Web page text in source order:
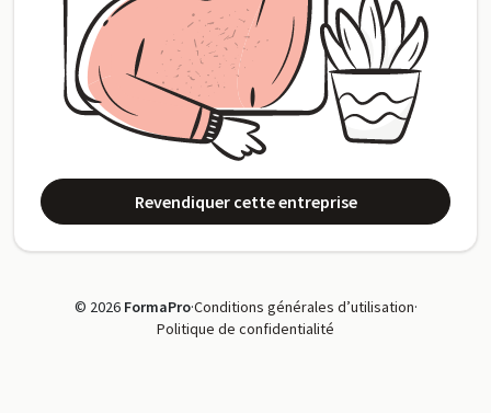
Revendiquer cette entreprise
© 2026 FormaPro·Conditions générales d’utilisation·
Politique de confidentialité